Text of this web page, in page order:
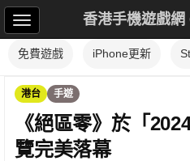
香港手機遊戲
免費遊戲 iPhone更新
港台 手遊
《絕區零》於「
覽完美落幕